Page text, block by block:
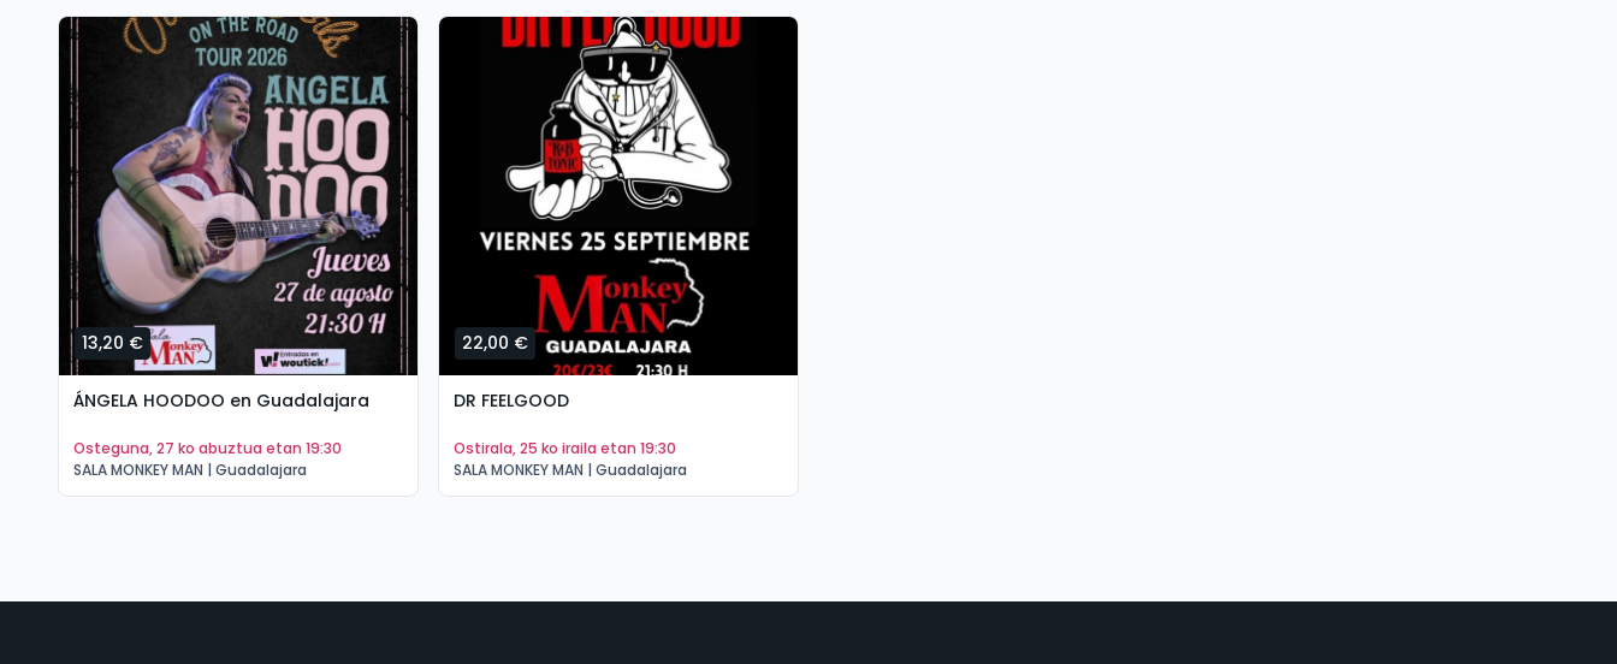
13,20 €
ÁNGELA HOODOO en Guadalajara
osteguna, 27 ko abuztua etan 19:30
SALA MONKEY MAN | Guadalajara
22,00 €
DR FEELGOOD
ostirala, 25 ko iraila etan 19:30
SALA MONKEY MAN | Guadalajara